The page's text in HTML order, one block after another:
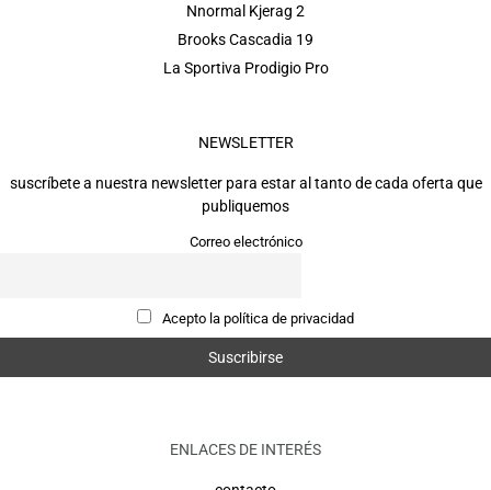
Nnormal Kjerag 2
Brooks Cascadia 19
La Sportiva Prodigio Pro
NEWSLETTER
suscríbete a nuestra newsletter para estar al tanto de cada oferta que
publiquemos
Correo electrónico
Acepto la política de privacidad
ENLACES DE INTERÉS